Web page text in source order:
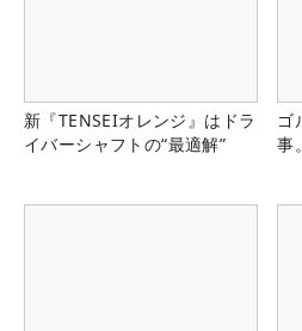
新『TENSEIオレンジ』はドラ
イバーシャフトの“最適解”
ゴ
事